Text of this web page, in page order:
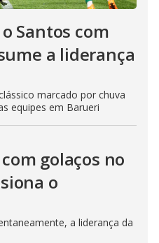
Santos com
a liderança
marcado por chuva
equipes em Barueri
golaços no
o
a liderança da